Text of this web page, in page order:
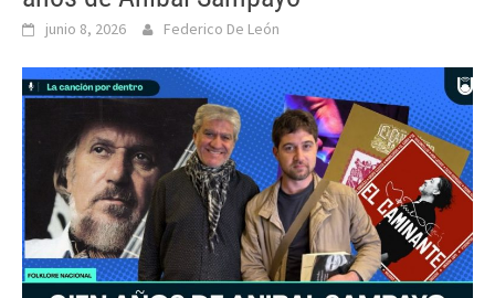
junio 8, 2026 Federico De León